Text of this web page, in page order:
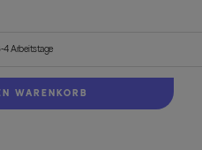
4 Arbeitstage
WARENKORB